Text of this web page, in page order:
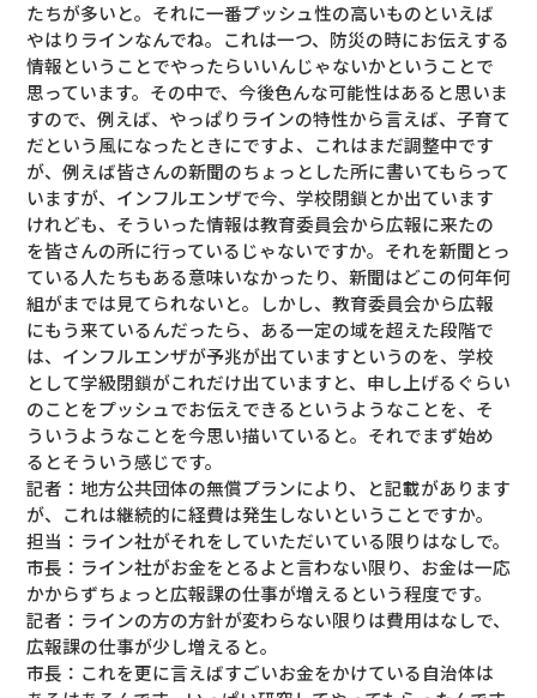
たちが多いと。それに一番プッシュ性の高いものといえば
やはりラインなんでね。これは一つ、防災の時にお伝えする
情報ということでやったらいいんじゃないかということで
思っています。その中で、今後色んな可能性はあると思いま
すので、例えば、やっぱりラインの特性から言えば、子育て
だという風になったときにですよ、これはまだ調整中です
が、例えば皆さんの新聞のちょっとした所に書いてもらって
いますが、インフルエンザで今、学校閉鎖とか出ています
けれども、そういった情報は教育委員会から広報に来たの
を皆さんの所に行っているじゃないですか。それを新聞とっ
ている人たちもある意味いなかったり、新聞はどこの何年何
組がまでは見てられないと。しかし、教育委員会から広報
にもう来ているんだったら、ある一定の域を超えた段階で
は、インフルエンザが予兆が出ていますというのを、学校
として学級閉鎖がこれだけ出ていますと、申し上げるぐらい
のことをプッシュでお伝えできるというようなことを、そ
ういうようなことを今思い描いていると。それでまず始め
るとそういう感じです。
記者：地方公共団体の無償プランにより、と記載があります
が、これは継続的に経費は発生しないということですか。
担当：ライン社がそれをしていただいている限りはなしで。
市長：ライン社がお金をとるよと言わない限り、お金は一応
かからずちょっと広報課の仕事が増えるという程度です。
記者：ラインの方の方針が変わらない限りは費用はなしで、
広報課の仕事が少し増えると。
市長：これを更に言えばすごいお金をかけている自治体は